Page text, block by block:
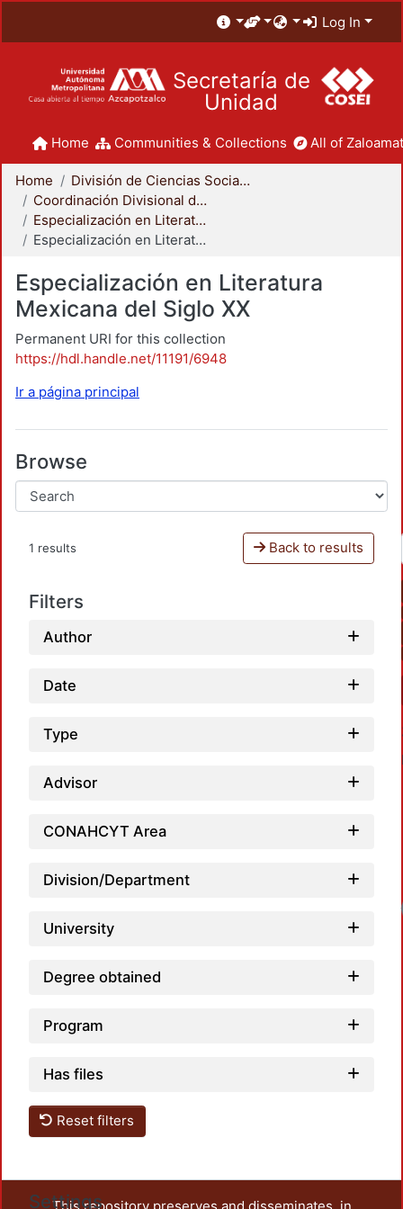
Log In
Secretaría de
Unidad
Home Communities & Collections All of
Home
División de Ciencias Sociales y Humanidades
Coordinación Divisional de Posgrado
Especialización en Literatura Mexicana del Siglo XX
Especialización en Literatura Mexicana del Siglo XX
Especialización en Literatura
Mexicana del Siglo XX
Permanent URI for this collection
https://hdl.handle.net/11191/6948
Ir a página principal
Browse
1 results Back to results
Filters
Author
Date
Type
Advisor
CONAHCYT Area
Division/Department
University
Degree obtained
Program
Has files
Reset filters
Settings